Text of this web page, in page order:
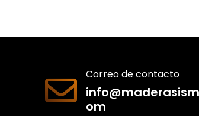
Correo de contacto
om